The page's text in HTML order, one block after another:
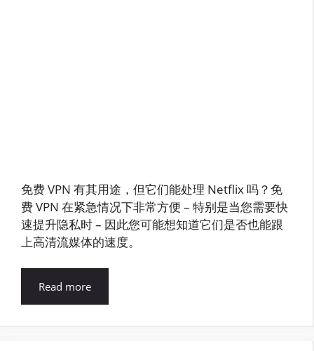
免费 VPN 有其用途，但它们能处理 Netflix 吗？免
费 VPN 在紧急情况下非常方便 – 特别是当您需要快
速提升隐私时 – 因此您可能想知道它们是否也能跟
上高清流媒体的速度。
Read more